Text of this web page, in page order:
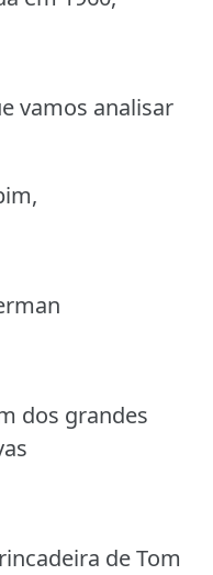
vamos analisar
dos grandes
de Tom